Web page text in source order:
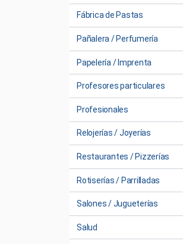
Fábrica de Pastas
Pañalera / Perfumería
Papelería / Imprenta
Profesores particulares
Profesionales
Relojerías / Joyerías
Restaurantes / Pizzerías
Rotiserías / Parrilladas
Salones / Jugueterías
Salud